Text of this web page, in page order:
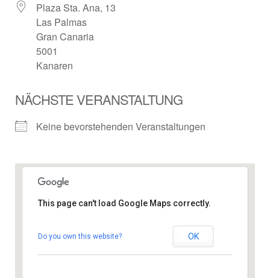
Plaza Sta. Ana, 13
Las Palmas
Gran Canaria
5001
Kanaren
NÄCHSTE VERANSTALTUNG
Keine bevorstehenden Veranstaltungen
Kathedrale Santa Ana
This page can't load Google Maps correctly.
Do you own this website? OK